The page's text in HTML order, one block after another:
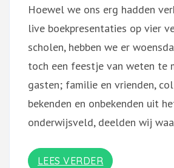
Hoewel we ons erg hadden
live boekpresentaties op vier
scholen, hebben we er
toch een feestje van weten te
gasten; familie en vrienden,
bekenden en onbekenden uit
onderwijsveld, deelden wij
LEES VERDER